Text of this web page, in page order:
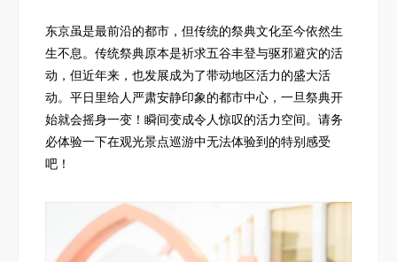
东京虽是最前沿的都市，但传统的祭典文化至今依然生
生不息。传统祭典原本是祈求五谷丰登与驱邪避灾的活
动，但近年来，也发展成为了带动地区活力的盛大活
动。平日里给人严肃安静印象的都市中心，一旦祭典开
始就会摇身一变！瞬间变成令人惊叹的活力空间。请务
必体验一下在观光景点巡游中无法体验到的特别感受
吧！